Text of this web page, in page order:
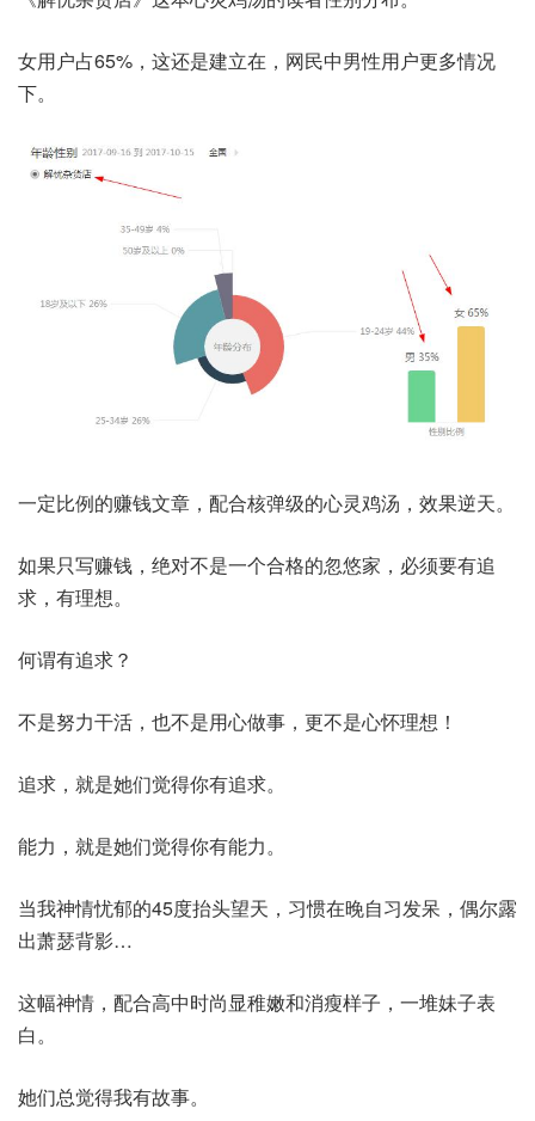
女用户占65%，这还是建立在，网民中男性用户更多情况
下。
一定比例的赚钱文章，配合核弹级的心灵鸡汤，效果逆天。
如果只写赚钱，绝对不是一个合格的忽悠家，必须要有追
求，有理想。
何谓有追求？
不是努力干活，也不是用心做事，更不是心怀理想！
追求，就是她们觉得你有追求。
能力，就是她们觉得你有能力。
当我神情忧郁的45度抬头望天，习惯在晚自习发呆，偶尔露
出萧瑟背影…
这幅神情，配合高中时尚显稚嫩和消瘦样子，一堆妹子表
白。
她们总觉得我有故事。